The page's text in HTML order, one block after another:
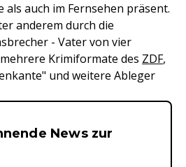
auch im Fernsehen präsent.
anderem durch die
- Vater von vier
Krimiformate des ZDF,
und weitere Ableger
&
News zur